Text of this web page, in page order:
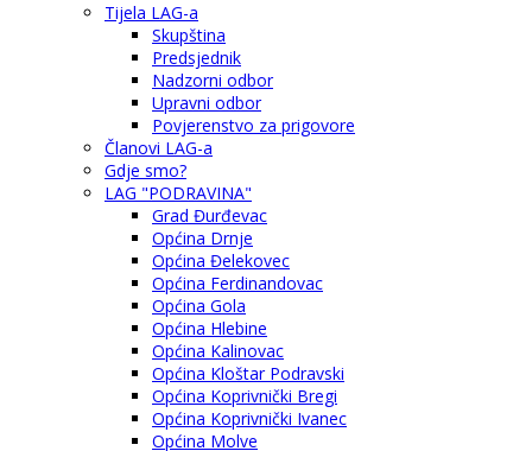
Tijela LAG-a
Skupština
Predsjednik
Nadzorni odbor
Upravni odbor
Povjerenstvo za prigovore
Članovi LAG-a
Gdje smo?
LAG "PODRAVINA"
Grad Đurđevac
Općina Drnje
Općina Đelekovec
Općina Ferdinandovac
Općina Gola
Općina Hlebine
Općina Kalinovac
Općina Kloštar Podravski
Općina Koprivnički Bregi
Općina Koprivnički Ivanec
Općina Molve